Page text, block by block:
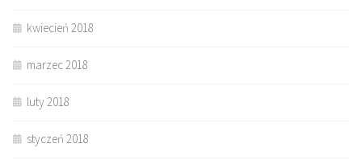
kwiecień 2018
marzec 2018
luty 2018
styczeń 2018